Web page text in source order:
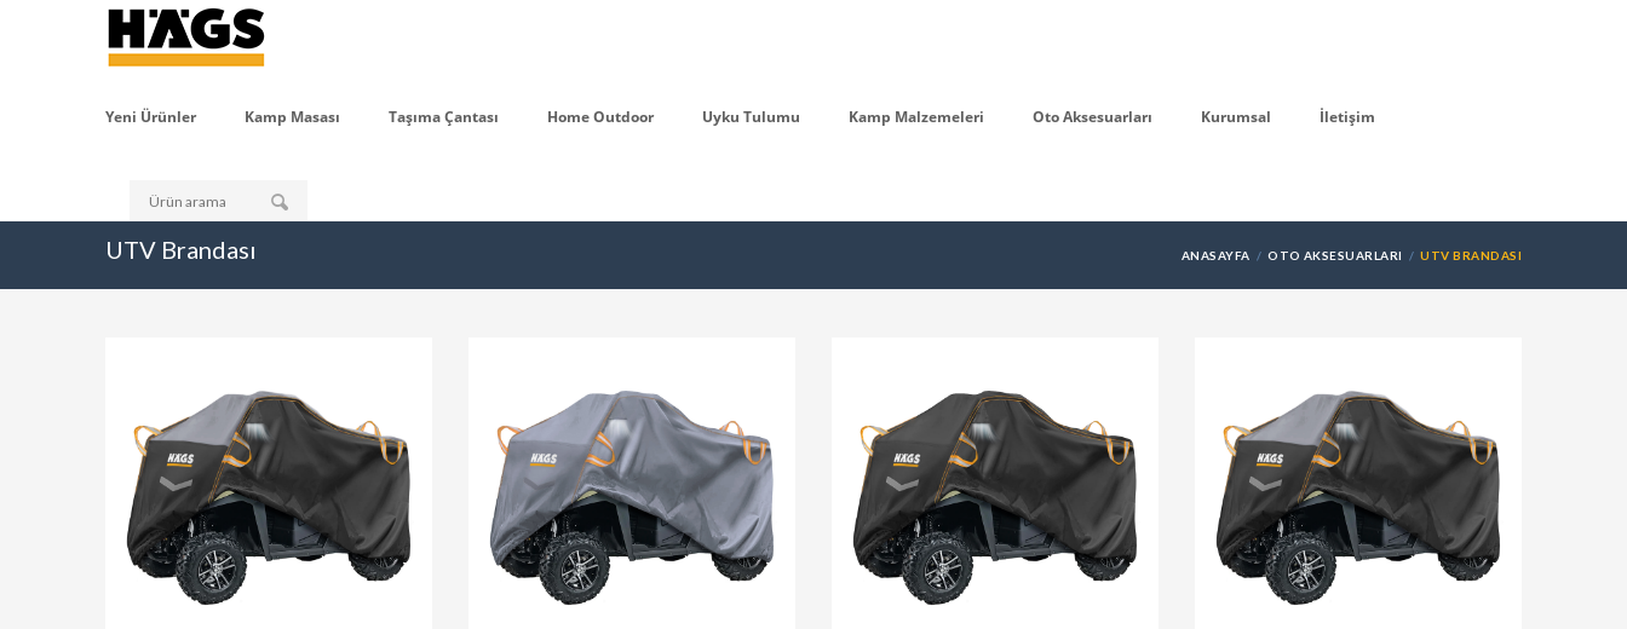
Yeni Ürünler Kamp Masası Taşıma Çantası Home Outdoor Uyku Tulumu Kamp Malzemeleri Oto Aksesuarları Kurumsal İletişim
UTV Brandası ANASAYFA OTO AKSESUARLARI UTV BRANDASI